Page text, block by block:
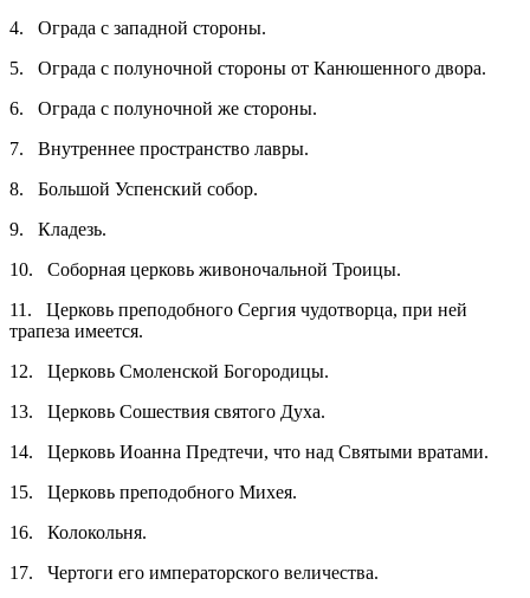
4. Ограда с западной стороны.
5. Ограда с полуночной стороны от Канюшенного двора.
6. Ограда с полуночной же стороны.
7. Внутреннее пространство лавры.
8. Большой Успенский собор.
9. Кладезь.
10. Соборная церковь живоночальной Троицы.
11. Церковь преподобного Сергия чудотворца, при ней
трапеза имеется.
12. Церковь Смоленской Богородицы.
13. Церковь Сошествия святого Духа.
14. Церковь Иоанна Предтечи, что над Святыми вратами.
15. Церковь преподобного Михея.
16. Колокольня.
17. Чертоги его императорского величества.